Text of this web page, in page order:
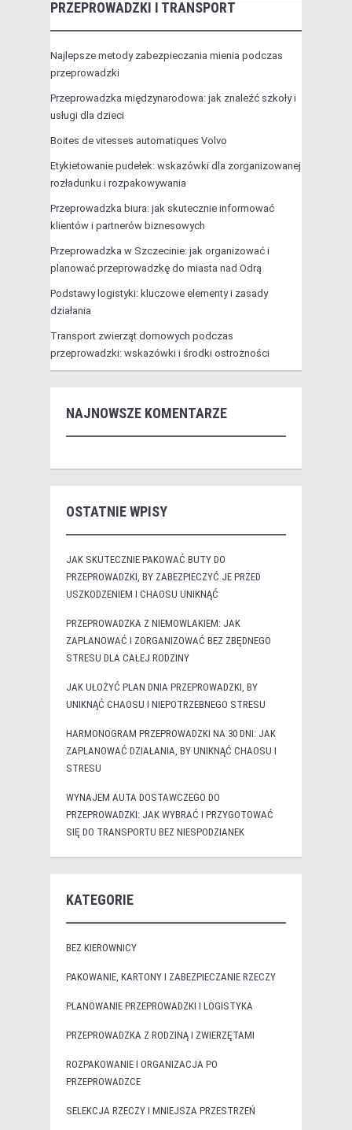
PRZEPROWADZKI I TRANSPORT
Najlepsze metody zabezpieczania mienia podczas
przeprowadzki
Przeprowadzka międzynarodowa: jak znaleźć szkoły i
usługi dla dzieci
Boites de vitesses automatiques Volvo
Etykietowanie pudełek: wskazówki dla zorganizowanej
rozładunku i rozpakowywania
Przeprowadzka biura: jak skutecznie informować
klientów i partnerów biznesowych
Przeprowadzka w Szczecinie: jak organizować i
planować przeprowadzkę do miasta nad Odrą
Podstawy logistyki: kluczowe elementy i zasady
działania
Transport zwierząt domowych podczas
przeprowadzki: wskazówki i środki ostrożności
NAJNOWSZE KOMENTARZE
OSTATNIE WPISY
JAK SKUTECZNIE PAKOWAĆ BUTY DO
PRZEPROWADZKI, BY ZABEZPIECZYĆ JE PRZED
USZKODZENIEM I CHAOSU UNIKNĄĆ
PRZEPROWADZKA Z NIEMOWLAKIEM: JAK
ZAPLANOWAĆ I ZORGANIZOWAĆ BEZ ZBĘDNEGO
STRESU DLA CAŁEJ RODZINY
JAK UŁOŻYĆ PLAN DNIA PRZEPROWADZKI, BY
UNIKNĄĆ CHAOSU I NIEPOTRZEBNEGO STRESU
HARMONOGRAM PRZEPROWADZKI NA 30 DNI: JAK
ZAPLANOWAĆ DZIAŁANIA, BY UNIKNĄĆ CHAOSU I
STRESU
WYNAJEM AUTA DOSTAWCZEGO DO
PRZEPROWADZKI: JAK WYBRAĆ I PRZYGOTOWAĆ
SIĘ DO TRANSPORTU BEZ NIESPODZIANEK
KATEGORIE
BEZ KIEROWNICY
PAKOWANIE, KARTONY I ZABEZPIECZANIE RZECZY
PLANOWANIE PRZEPROWADZKI I LOGISTYKA
PRZEPROWADZKA Z RODZINĄ I ZWIERZĘTAMI
ROZPAKOWANIE I ORGANIZACJA PO
PRZEPROWADZCE
SELEKCJA RZECZY I MNIEJSZA PRZESTRZEŃ